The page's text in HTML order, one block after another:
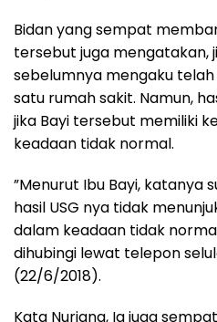
Bidan yang sempat
tersebut juga mengatakan,
sebelumnya mengaku telah
satu rumah sakit. Namun,
jika Bayi tersebut memiliki
keadaan tidak normal.
”Menurut Ibu Bayi, katanya
hasil USG nya tidak
dalam keadaan tidak
dihubingi lewat telepon
(22/6/2018).
Kata Nurjana, Ia juga